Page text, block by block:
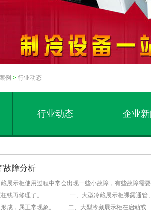
例 > 行业动态
行业动态 企业
故障分析
展示柜使用过程中常会出现一些小故障，有些故障需
枉钱再修理了。 一、大型冷藏展示柜裸露通管、
形成，属正常现象。 二、大型冷藏展示柜在启动或...